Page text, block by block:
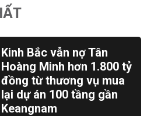
Kinh Bắc vẫn nợ Tân
Hoàng Minh hơn 1.800 tỷ
đồng từ thương vụ mua
lại dự án 100 tầng gần
Keangnam